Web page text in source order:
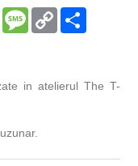
PinterestMessage
Copy
Link
in atelierul The T-